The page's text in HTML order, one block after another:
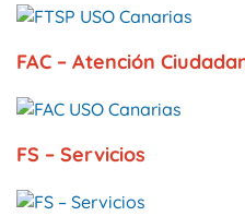
FAC – Atención
FS – Servicios